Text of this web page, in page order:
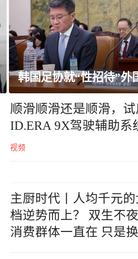
美媒：美军参联会主席
顺滑顺滑还是顺滑，试
ID.ERA 9X驾驶辅助系
视频
主厨时代丨人均千元的
档逆势而上？ 双生不夜
消费群体一直在 只是